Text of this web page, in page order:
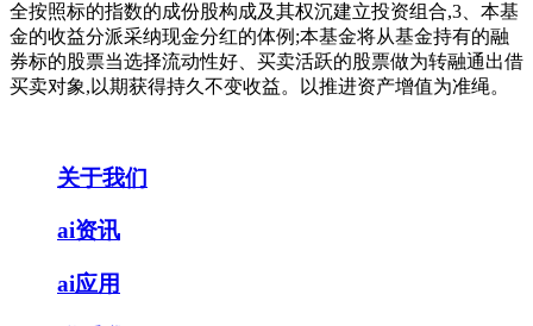
全按照标的指数的成份股构成及其权沉建立投资组合,3、本基
金的收益分派采纳现金分红的体例;本基金将从基金持有的融
券标的股票当选择流动性好、买卖活跃的股票做为转融通出借
买卖对象,以期获得持久不变收益。以推进资产增值为准绳。
关于我们
ai资讯
ai应用